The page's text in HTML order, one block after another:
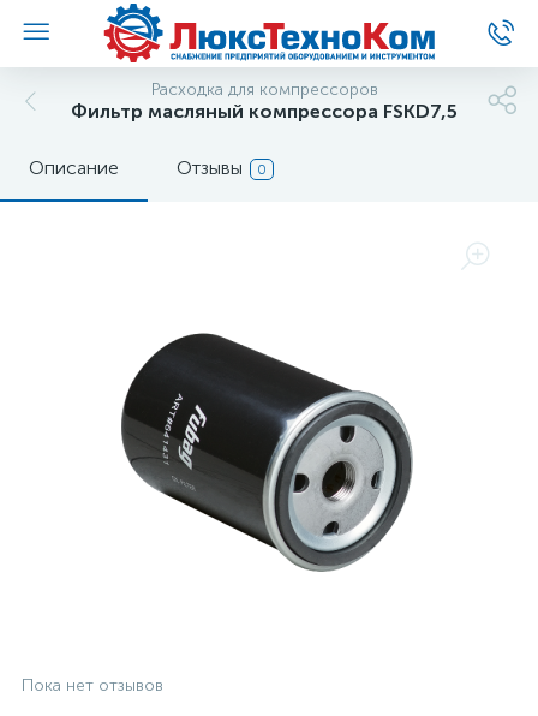
Расходка для компрессоров
Фильтр масляный компрессора FSKD7,5
Описание Отзывы 0
Пока нет отзывов